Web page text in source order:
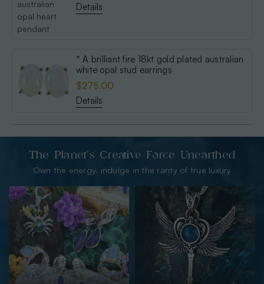
Details
* A brilliant fire 18kt gold plated australian
white opal stud earrings
$275.00
Details
The Planet’s Creative Force Unearthed
Own the energy. indulge in the rarity of true luxury